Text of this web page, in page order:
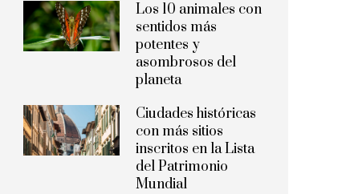
Los 10 animales con
sentidos más
potentes y
asombrosos del
planeta
Ciudades históricas
con más sitios
inscritos en la Lista
del Patrimonio
Mundial